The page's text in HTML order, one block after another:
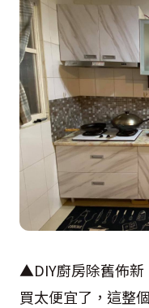
▲DIY廚房除舊佈新
買太便宜了，這整